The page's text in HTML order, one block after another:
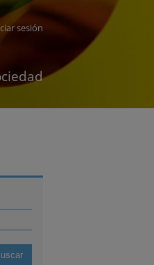
sesión